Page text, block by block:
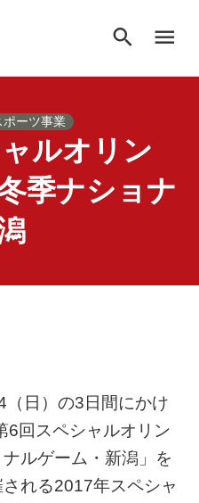
search menu
ーツ事業
ルオリン
季ナショナ
日）の3日間にかけ
6回スペシャルオリン
ルゲーム・新潟」を
れる2017年スペシャ